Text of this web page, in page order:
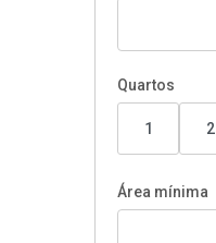
Quartos
1 2
Área mínima